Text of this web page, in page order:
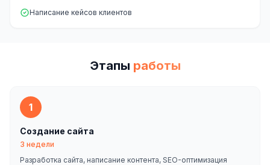
Написание кейсов клиентов
Этапы работы
1
Создание сайта
3 недели
Разработка сайта, написание контента, SEO-оптимизация